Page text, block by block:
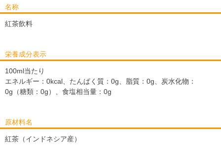
名称
紅茶飲料
栄養成分表示
100ml当たり
エネルギー：0kcal、たんぱく質：0g、脂質：0g、炭水化物：
0g（糖類：0g）、食塩相当量：0g
原材料名
紅茶（インドネシア産）